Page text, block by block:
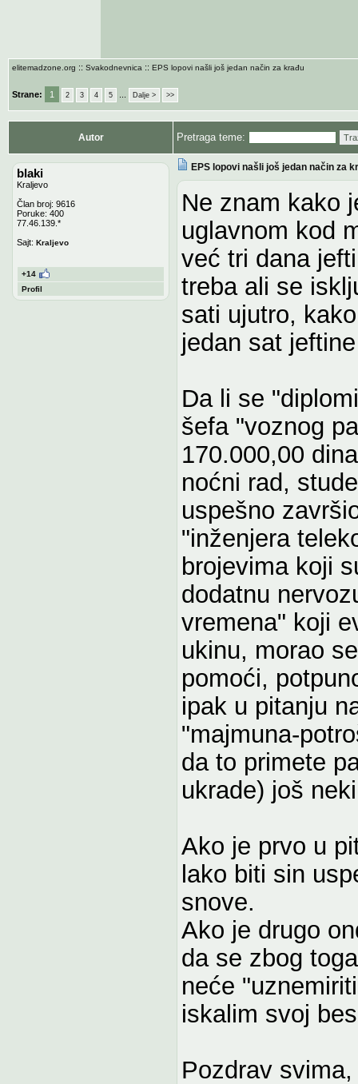
elitemadzone.org :: Svakodnevnica :: EPS lopovi našli još jedan način za krađu
Strane: 1 2 3 4 5 Dalje > >>
Autor Pretraga teme:
blaki
Kraljevo
Član broj: 9616
Poruke: 400
77.46.139.*
Sajt: Kraljevo
+14
Profil
EPS lopovi našli još jedan način za
Ne znam kako
uglavnom kod
već tri dana
treba ali se
sati ujutro,
jedan sat
Da li se
šefa "voznog
170.000,00
noćni rad,
uspešno
"inženjera
brojevima koji
dodatnu
vremena" koji
ukinu, morao
pomoći,
ipak u pitanju
"majmuna-
da to primete
ukrade) još
Ako je prvo u
lako biti sin
snove.
Ako je drugo
da se zbog
neće
iskalim svoj
Pozdrav svima,